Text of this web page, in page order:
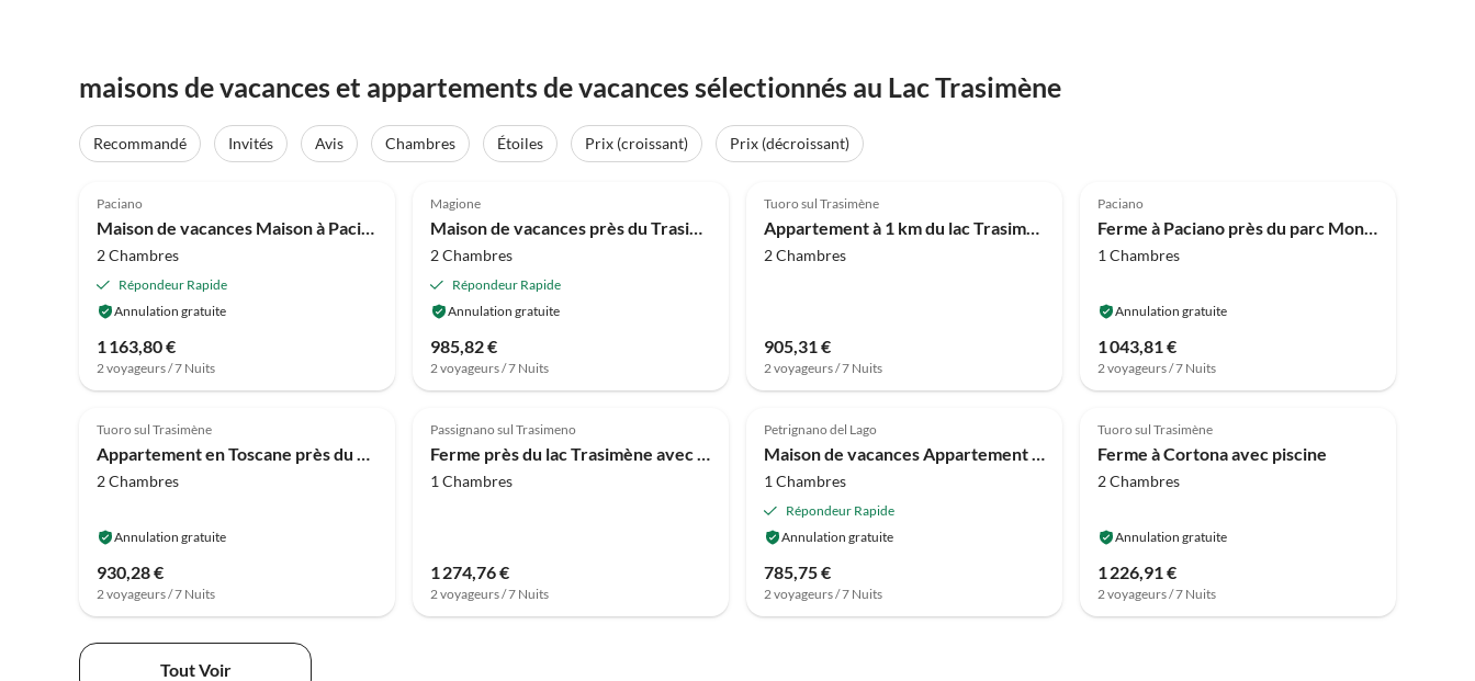
maisons de vacances et appartements de vacances sélectionnés au Lac Trasimène
Recommandé Invités Avis Chambres Étoiles Prix (croissant)
Prix (décroissant)
Paciano
Maison de vacances Maison à Paciano près du Trasimène
2 Chambres
Répondeur Rapide
Annulation gratuite
1 163,80 €
2 voyageurs / 7 Nuits
Magione
Maison de vacances près du Trasimène
2 Chambres
Répondeur Rapide
Annulation gratuite
985,82 €
2 voyageurs / 7 Nuits
Tuoro sul Trasimène
Appartement à 1 km du lac Trasimène
2 Chambres
905,31 €
2 voyageurs / 7 Nuits
Paciano
Ferme à Paciano près du parc Monte Pausillo
1 Chambres
Annulation gratuite
1 043,81 €
2 voyageurs / 7 Nuits
4.0 (7)
Tuoro sul Trasimène
Appartement en Toscane près du Trasimène
2 Chambres
Annulation gratuite
930,28 €
2 voyageurs / 7 Nuits
4.0 (4)
Passignano sul Trasimeno
Ferme près du lac Trasimène avec piscine
1 Chambres
1 274,76 €
2 voyageurs / 7 Nuits
Petrignano del Lago
Maison de vacances Appartement près du lac Trasimène
1 Chambres
Répondeur Rapide
Annulation gratuite
785,75 €
2 voyageurs / 7 Nuits
Tuoro sul Trasimène
Ferme à Cortona avec piscine
2 Chambres
Annulation gratuite
1 226,91 €
2 voyageurs / 7 Nuits
Tout Voir